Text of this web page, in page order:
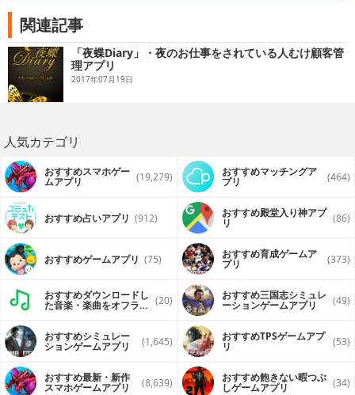
関連記事
「夜蝶Diary」・夜のお仕事をされている人むけ顧客管
理アプリ
2017年07月19日
人気カテゴリ
おすすめスマホゲー
ムアプリ (19,279) おすすめマッチングア
プリ (464)
おすすめ占いアプリ (912) おすすめ殿堂入り神アプ
リ (86)
おすすめゲームアプリ (75) おすすめ育成ゲームア
プリ (373)
おすすめダウンロードし
た音楽・楽曲をオフライ (20) おすすめ三国志シミュレ
ーションゲームアプリ (49)
おすすめシミュレー
ションゲームアプリ (1,645) おすすめTPSゲームアプ
リ (53)
おすすめ最新・新作
スマホゲームアプリ (8,639) おすすめ飽きない暇つぶ
しゲームアプリ (34)